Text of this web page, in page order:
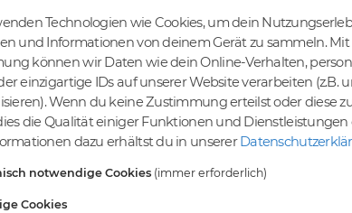
Preise
ab € 4,99.
Tier-Level und
falls anwendbar
Kein Gebotsverfahren
Einfaches System - Deine
Orders werden nach dem First-
Come-First-Serve-Prinzip
Technologien wie Cookies, um dein
und Informationen von deinem Gerät zu sammeln.
können wir Daten wie dein Online-Verhalten,
einzigartige IDs auf unserer Website verarbeiten (z.B.
Wenn du keine Zustimmung erteilst oder diese
die Qualität einiger Funktionen und Dienstleistungen
dazu erhältst du in unserer
notwendige Cookies (immer erforderlich)
Cookies